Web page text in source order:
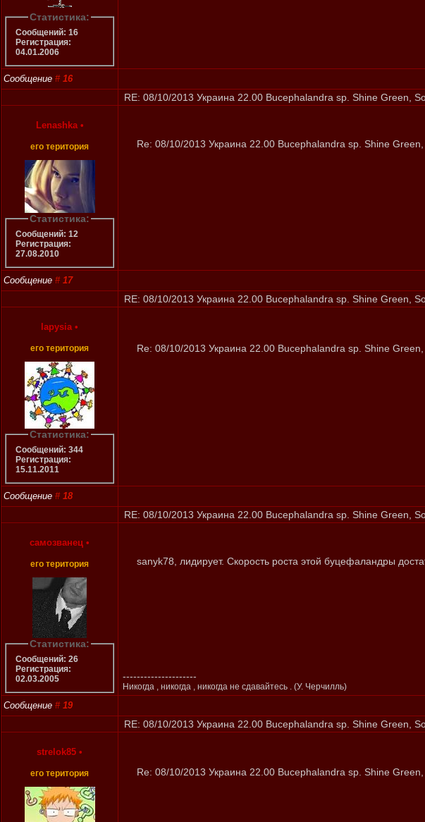
Статистика:
Сообщений: 16
Регистрация:
04.01.2006
Сообщение # 16
RE: 08/10/2013 Украина 22.00 Bucephalandra sp. Shine Green,
Lenashka •
его територия
Статистика:
Сообщений: 12
Регистрация:
27.08.2010
Re: 08/10/2013 Украина 22.00 Bucephalandra sp. Shine
Сообщение # 17
RE: 08/10/2013 Украина 22.00 Bucephalandra sp. Shine Green,
lapysia •
его територия
Статистика:
Сообщений: 344
Регистрация:
15.11.2011
Re: 08/10/2013 Украина 22.00 Bucephalandra sp. Shine
Сообщение # 18
RE: 08/10/2013 Украина 22.00 Bucephalandra sp. Shine Green,
самозванец •
его територия
Статистика:
Сообщений: 26
Регистрация:
02.03.2005
sanyk78, лидирует. Скорость роста этой буцефаландры
---------------------
Никогда , никогда , никогда не сдавайтесь . (У. Черчилль)
Сообщение # 19
RE: 08/10/2013 Украина 22.00 Bucephalandra sp. Shine Green,
strelok85 •
его територия Re: 08/10/2013 Украина 22.00 Bucephalandra sp. Shine